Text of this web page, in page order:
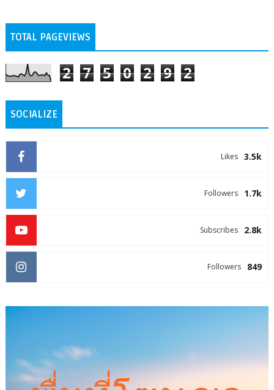
TOTAL PAGEVIEWS
2 7 5 0 2 9 2
SOCIALIZE
3.5k
Likes
1.7k
Followers
2.8k
Subscribes
849
Followers